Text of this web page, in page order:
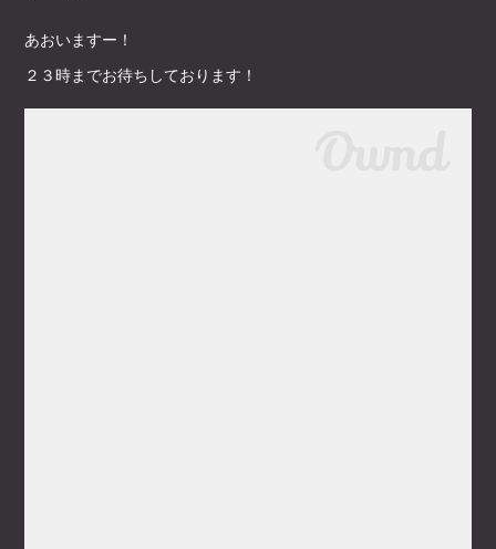
あおいますー！
２３時までお待ちしております！